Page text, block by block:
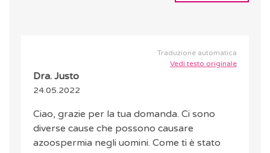
Traduzione automatica
Vedi testo originale
Dra. Justo
24.05.2022
Ciao, grazie per la tua domanda. Ci sono
diverse cause che possono causare
azoospermia negli uomini. Come ti è stato